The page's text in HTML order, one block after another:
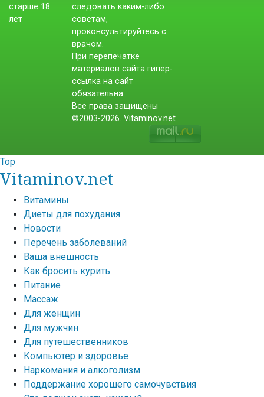
следовать каким-либо
советам,
проконсультируйтесь с
врачом.
При перепечатке
материалов сайта гипер-
ссылка на сайт
обязательна.
Все права защищены
©2003-2026. Vitaminov.net
Top
Vitaminov.net
Витамины
Диеты для похудания
Новости
Перечень заболеваний
Ваша внешность
Как бросить курить
Питание
Массаж
Для женщин
Для мужчин
Для путешественников
Компьютер и здоровье
Наркомания и алкоголизм
Поддержание хорошего самочувствия